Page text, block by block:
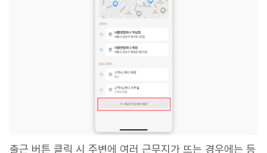
출근 버튼 클릭 시 주변에 여러 근무지가 뜨는 경우에는 등